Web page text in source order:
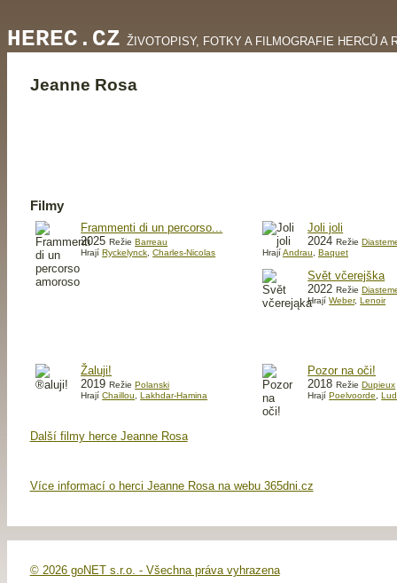
HEREC.CZ ŽIVOTOPISY, FOTKY A FILMOGRAFIE HERCŮ A
Jeanne Rosa
Filmy
Frammenti di un percorso...
2025RežieBarreau
HrajíRyckelynck ,Charles-Nicolas
Joli joli
2024Režie
HrajíAndrau Baquet
Svět včerejška
2022Režie
HrajíWeber,Lenoir
Žaluji!
2019RežiePolanski
HrajíChaillou,Lakhdar-Hamina
Pozor na oči!
2018RežieDupieux
HrajíPoelvoorde,
Další filmy herce Jeanne Rosa
Více informací o herci Jeanne Rosa na webu 365dni.cz
© 2026 goNET s.r.o. - Všechna práva vyhrazena